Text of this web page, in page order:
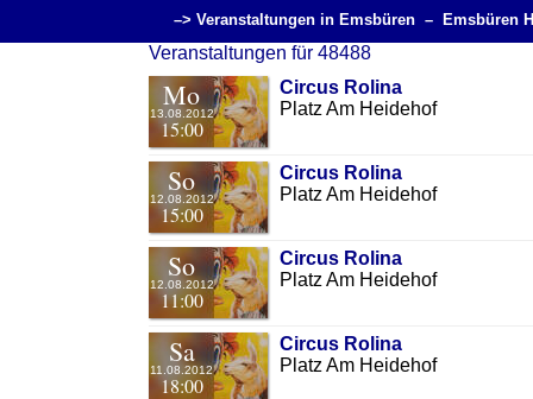
–> Veranstaltungen in Emsbüren – Emsbüren
Veranstaltungen für 48488
Mo
13.08.2012
15:00
Circus Rolina
Platz Am Heidehof
So
12.08.2012
15:00
Circus Rolina
Platz Am Heidehof
So
12.08.2012
11:00
Circus Rolina
Platz Am Heidehof
Sa
11.08.2012
18:00
Circus Rolina
Platz Am Heidehof